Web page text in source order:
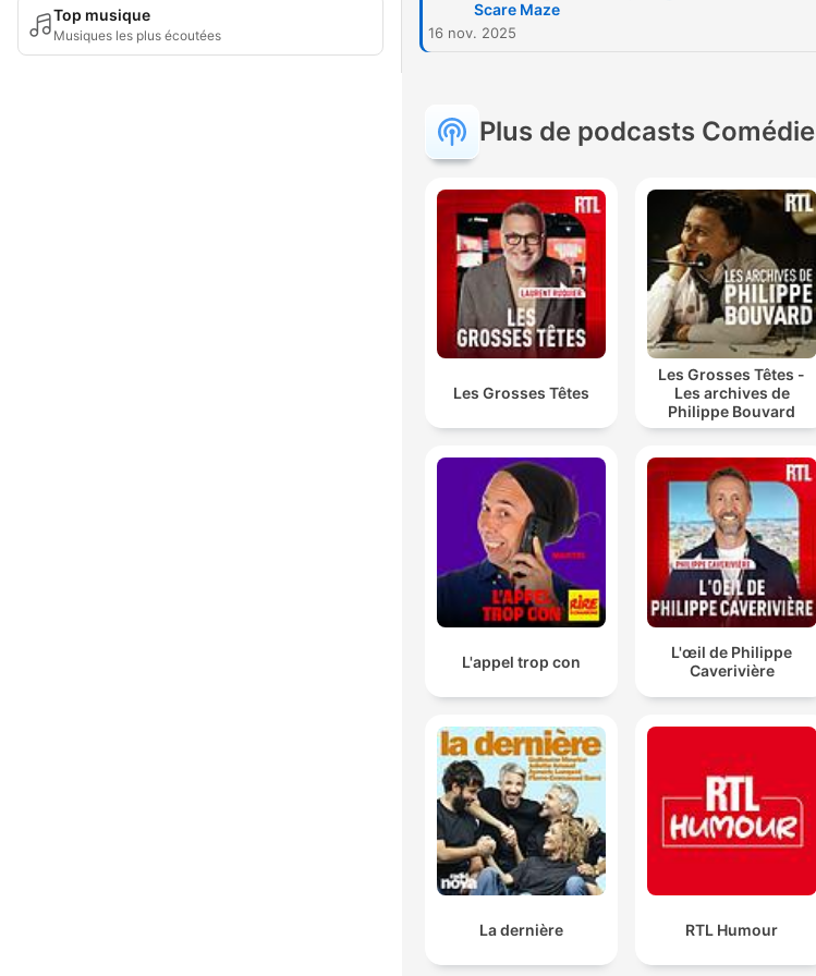
Top musique
Musiques les plus écoutées
Scare Maze
16 nov. 2025
Plus de podcasts Comédie
Les Grosses Têtes
Les Grosses Têtes -
Les archives de
Philippe Bouvard
L'appel trop con
L'œil de Philippe
Caverivière
La dernière RTL Humour